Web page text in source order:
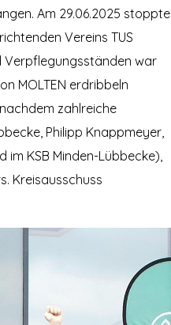
Am 29.06.2025 stoppte
Vereins TUS
Verpflegungsständen war
MOLTEN erdribbeln
zahlreiche
Philipp Knappmeyer,
im KSB Minden-Lübbecke),
Kreisausschuss